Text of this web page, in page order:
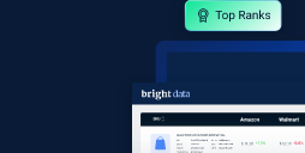
Amazon products global
Title, Seller name, Brand,
price, Currency, Availability,